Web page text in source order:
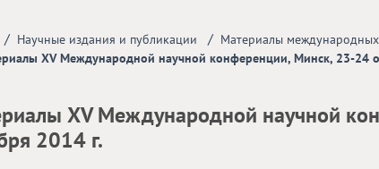
/ Научные издания и публикации / Материалы
ХV Международной научной конференции, Минск, 23-24
ХV Международной научной
2014 г.